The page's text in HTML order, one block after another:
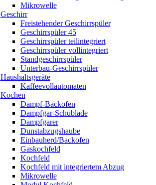
Mikrowelle
Geschirr
Freistehender Geschirrspüler
Geschirrspüler 45
Geschirrspüler teilintegriert
Geschirrspüler vollintegriert
Standgeschirrspüler
Unterbau-Geschirrspüler
Haushaltsgeräte
Kaffeevollautomaten
Kochen
Dampf-Backofen
Dampfgar-Schublade
Dampfgarer
Dunstabzugshaube
Einbauherd/Backofen
Gaskochfeld
Kochfeld
Kochfeld mit integriertem Abzug
Mikrowelle